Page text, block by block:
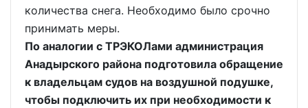
количества снега. Необходимо было срочно
принимать меры.
По аналогии с ТРЭКОЛами администрация
Анадырского района подготовила обращение
к владельцам судов на воздушной подушке,
чтобы подключить их при необходимости к